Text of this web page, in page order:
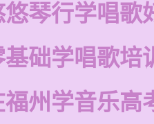
琴行学唱歌
基础学唱歌培
福州学音乐高